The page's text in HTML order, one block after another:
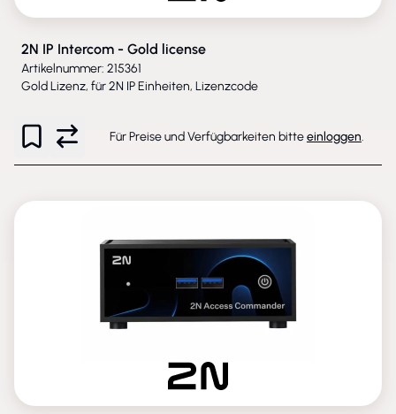
2N IP Intercom - Gold license
Artikelnummer: 215361
Gold Lizenz, für 2N IP Einheiten, Lizenzcode
Für Preise und Verfügbarkeiten bitteeinloggen.